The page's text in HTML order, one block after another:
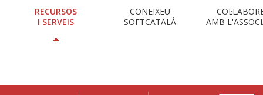
RECURSOS
I SERVEIS
CONEIXEU
SOFTCATALÀ
AMB